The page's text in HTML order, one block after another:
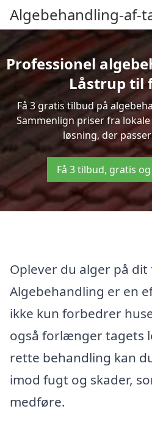
Algebehandling-af-
Professionel
Låstrup til
Få 3 gratis tilbud på
Sammenlign priser fra
løsning, der
Få 3 tilbud, gratis
Oplever du alger på dit
Algebehandling er en
ikke kun forbedrer
også forlænger tagets
rette behandling kan
imod fugt og skader,
medføre.